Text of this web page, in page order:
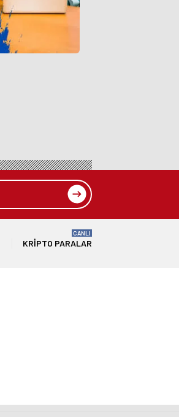
KRIPTO PARALAR
CANLI